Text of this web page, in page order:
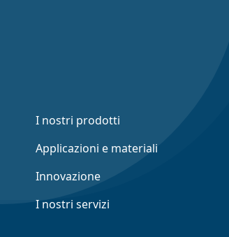
I nostri prodotti
Applicazioni e materiali
Innovazione
I nostri servizi